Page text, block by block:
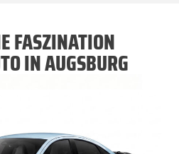
FASZINATION
IN AUGSBURG